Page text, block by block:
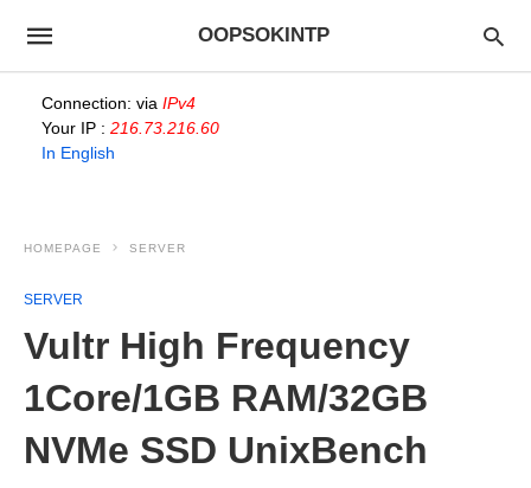
OOPSOKINTP
Connection: via IPv4
Your IP : 216.73.216.60
In English
HOMEPAGE SERVER
SERVER
Vultr High Frequency
1Core/1GB RAM/32GB
NVMe SSD UnixBench